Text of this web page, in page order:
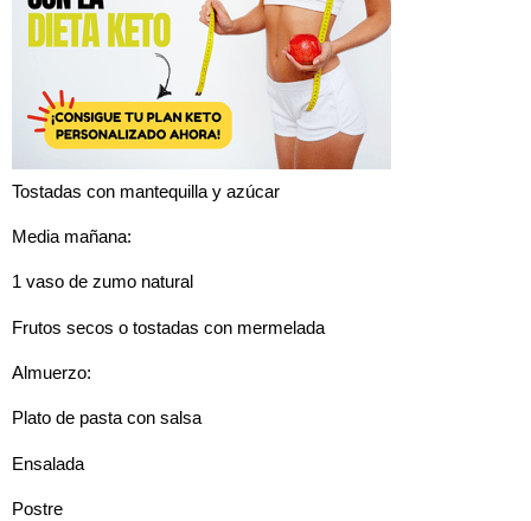
Tostadas con mantequilla y azúcar
Media mañana:
1 vaso de zumo natural
Frutos secos o tostadas con mermelada
Almuerzo:
Plato de pasta con salsa
Ensalada
Postre